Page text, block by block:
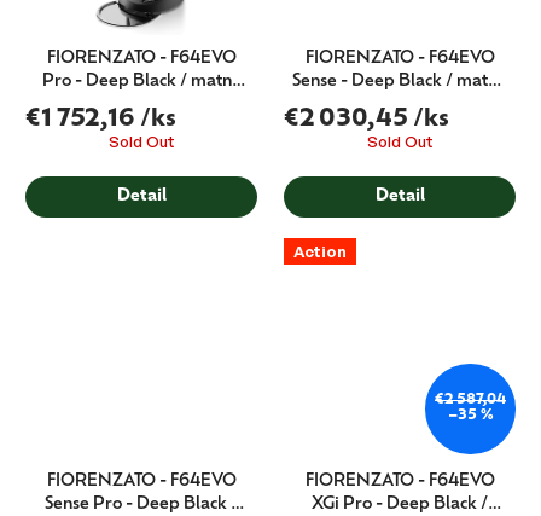
FIORENZATO - F64EVO
Pro - Deep Black / matná
černá
€1 752,16 /ks
Sold Out
Detail
FIORENZATO - F64EVO
Sense - Deep Black / matná
černá
€2 030,45 /ks
Sold Out
Detail
FIORENZATO - F64EVO
Sense Pro - Deep Black /
Action
€2 587,04
–35 %
FIORENZATO - F64EVO
XGi Pro - Deep Black /